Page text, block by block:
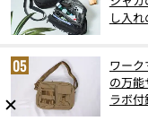
し入
ワー
の万
ラボ